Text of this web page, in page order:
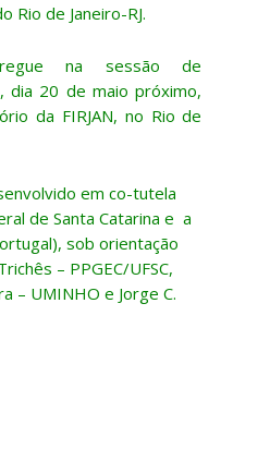
Rio de Janeiro-RJ.
na sessão de
dia 20 de maio próximo,
da FIRJAN, no Rio de
em co-tutela
de Santa Catarina e a
sob orientação
– PPGEC/UFSC,
– UMINHO e Jorge C.